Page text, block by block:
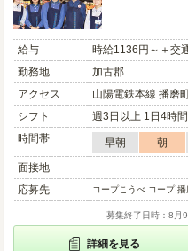
給与
時給1136円～＋交
勤務地
加古郡
アクセス
山陽電鉄本線 播磨
シフト
週3日以上 1日4時
時間帯
早朝 朝
面接地
応募先
コープこうべ コープ 播
募集終了日時：8月9
詳細を見る